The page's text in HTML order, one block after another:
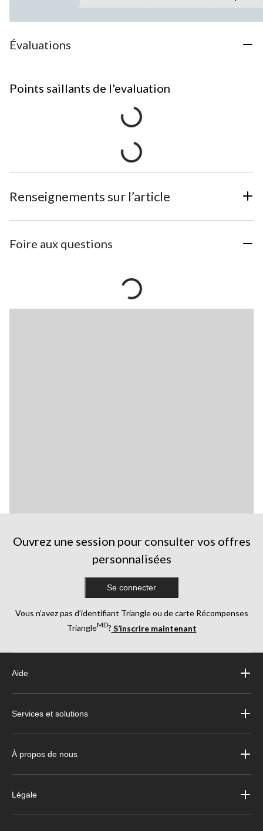
Évaluations
Points saillants de l'evaluation
Renseignements sur l’article
Foire aux questions
Ouvrez une session pour consulter vos offres
personnalisées
Se connecter
Vous n’avez pas d’identifiant Triangle ou de carte Récompenses
TriangleMD? S’inscrire maintenant
Aide
Services et solutions
À propos de nous
Légale